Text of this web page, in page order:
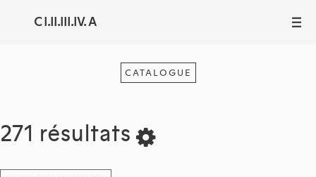
C I.II.III.IV. A III
CATALOGUE
271 résultats